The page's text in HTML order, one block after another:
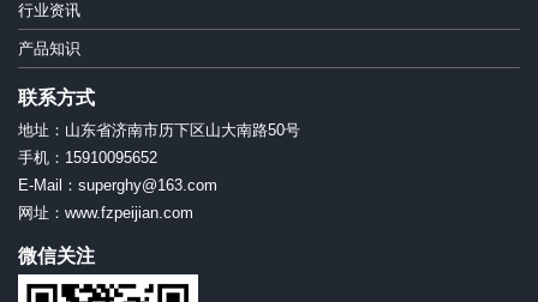
行业资讯
产品知识
联系方式
地址：山东省济南市历下区山大南路50号
手机：15910095652
E-Mail：superghy@163.com
网址：www.fzpeijian.com
微信关注